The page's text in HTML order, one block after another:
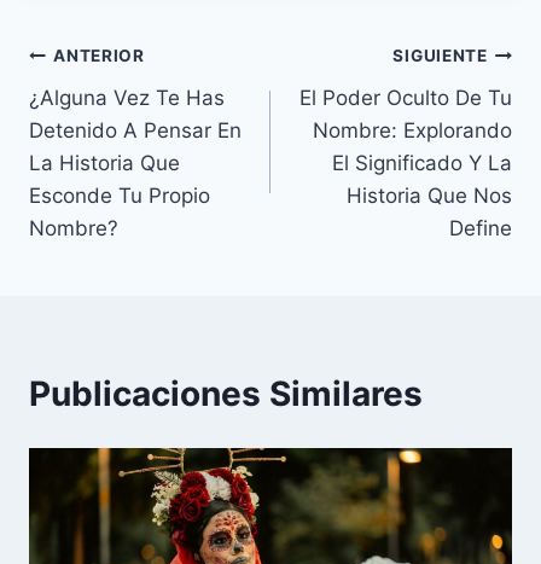
Navegación
de
entradas
ANTERIOR
¿Alguna Vez Te Has
Detenido A Pensar En
La Historia Que
Esconde Tu Propio
Nombre?
SIGUIENTE
El Poder Oculto De Tu
Nombre: Explorando
El Significado Y La
Historia Que Nos
Define
Publicaciones Similares